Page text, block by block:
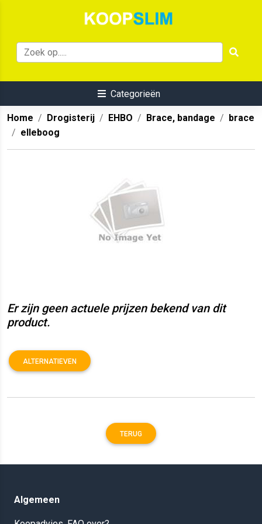
Categorieën
Home Drogisterij EHBO Brace, bandage
brace
elleboog
Er zijn geen actuele prijzen bekend van dit
product.
ALTERNATIEVEN
TERUG
Algemeen